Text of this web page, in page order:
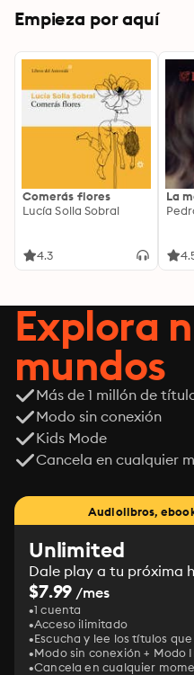
Empieza por aquí
Comerás flores
Lucía Solla Sobral
4.3
La
Explora
mundos
Más de 1 millón de
Modo sin conexión
Kids Mode
Cancela en cualquier
Audiolibros,
Unlimited
Dale play a tu próxima
$7.99 /mes
1 cuenta
Acceso ilimitado
Escucha y lee los títulos
Modo sin conexión + Modo
Cancela en cualquier